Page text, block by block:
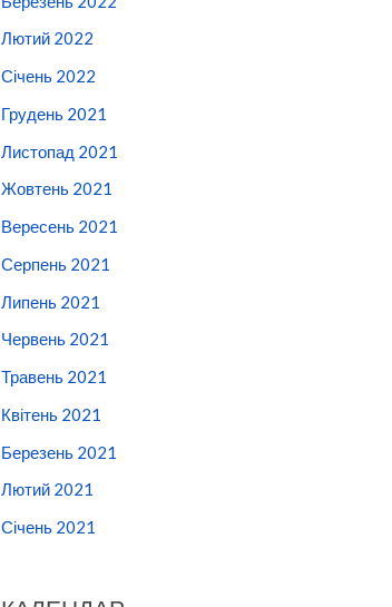
Лютий 2022
Січень 2022
Грудень 2021
Листопад 2021
Жовтень 2021
Вересень 2021
Серпень 2021
Липень 2021
Червень 2021
Травень 2021
Квітень 2021
Березень 2021
Лютий 2021
Січень 2021